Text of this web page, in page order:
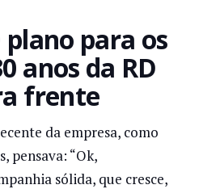
para os
anos da RD
frente
da empresa, como
pensava: “Ok,
sólida, que cresce,